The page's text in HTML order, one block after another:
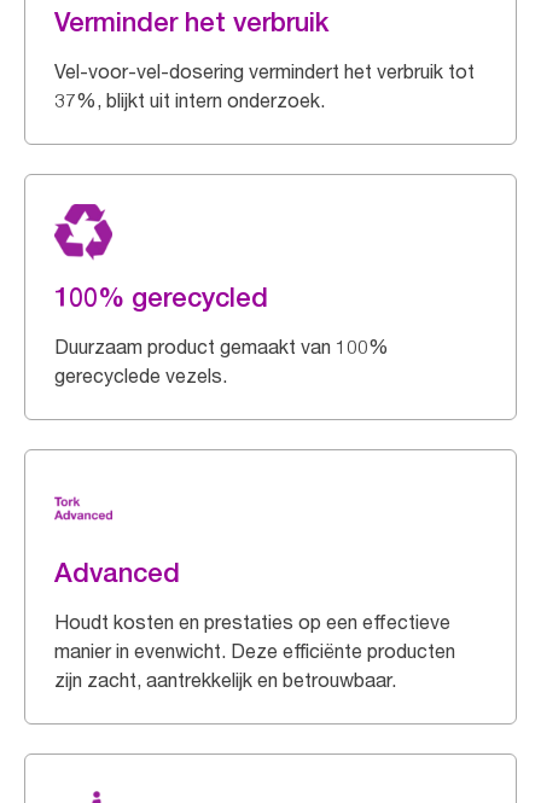
Verminder het verbruik
Vel-voor-vel-dosering vermindert het verbruik tot
37%, blijkt uit intern onderzoek.
100% gerecycled
Duurzaam product gemaakt van 100%
gerecyclede vezels.
Advanced
Houdt kosten en prestaties op een effectieve
manier in evenwicht. Deze efficiënte producten
zijn zacht, aantrekkelijk en betrouwbaar.